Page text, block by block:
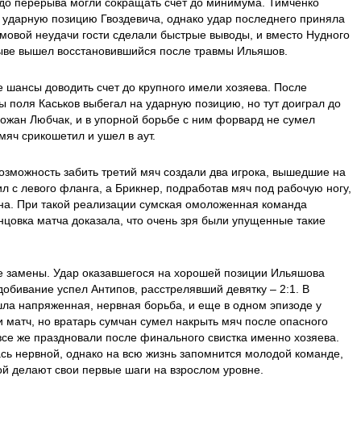
позицию Гвоздевича, однако удар последнего приняла
неудачи гости сделали быстрые выводы, и вместо Нудного
вышел восстановившийся после травмы Ильяшов.
шансы доводить счет до крупного имели хозяева. После
поля Каськов выбегал на ударную позицию, но тут доиграл до
Любчак, и в упорной борьбе с ним форвард не сумел
срикошетил и ушел в аут.
забить третий мяч создали два игрока, вышедшие на
с левого фланга, а Брикнер, подработав мяч под рабочую ногу,
При такой реализации сумская омоложенная команда
матча доказала, что очень зря были упущенные такие
замены. Удар оказавшегося на хорошей позиции Ильяшова
успел Антипов, расстрелявший девятку – 2:1. В
напряженная, нервная борьба, и еще в одном эпизоде у
матч, но вратарь сумчан сумел накрыть мяч после опасного
же праздновали после финального свистка именно хозяева.
нервной, однако на всю жизнь запомнится молодой команде,
делают свои первые шаги на взрослом уровне.